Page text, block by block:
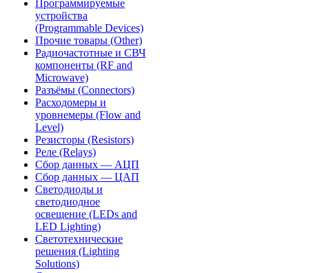
Программируемые
устройства
(Programmable Devices)
Прочие товары (Other)
Радиочастотные и СВЧ
компоненты (RF and
Microwave)
Разъёмы (Connectors)
Расходомеры и
уровнемеры (Flow and
Level)
Резисторы (Resistors)
Реле (Relays)
Сбор данных — АЦП
Сбор данных — ЦАП
Светодиоды и
светодиодное
освещение (LEDs and
LED Lighting)
Светотехнические
решения (Lighting
Solutions)